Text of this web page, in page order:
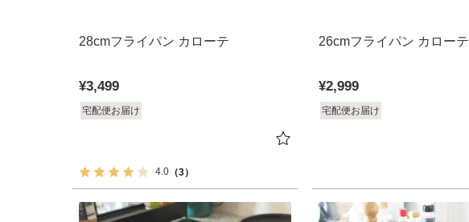
28cmフライパン カローテ
¥3,499
宅配便お届け
4.0 （3）
26cmフライパン カローテ
¥2,999
宅配便お届け